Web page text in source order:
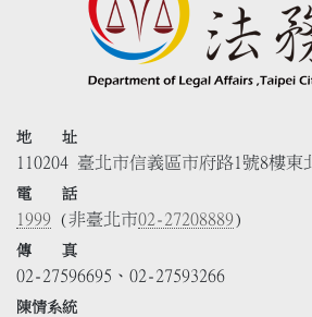
地 址
110204 臺北市信義區市府路1號8樓東
電 話
1999 (非臺北市02-27208889)
傳 真
02-27596695、02-27593266
陳情系統